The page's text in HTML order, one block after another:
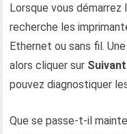
Lorsque vous
recherche les
Ethernet ou sans fil.
alors cliquer sur Suivant
pouvez diagnostiquer
Que se passe-t-il